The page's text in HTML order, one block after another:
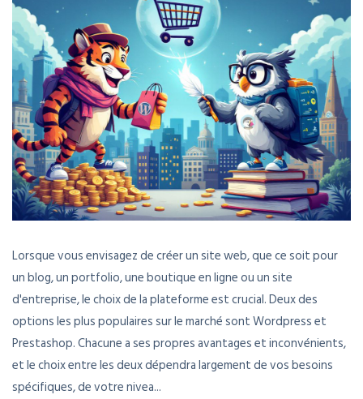
Lorsque vous envisagez de créer un site web, que ce soit pour
un blog, un portfolio, une boutique en ligne ou un site
d'entreprise, le choix de la plateforme est crucial. Deux des
options les plus populaires sur le marché sont Wordpress et
Prestashop. Chacune a ses propres avantages et inconvénients,
et le choix entre les deux dépendra largement de vos besoins
spécifiques, de votre nivea...